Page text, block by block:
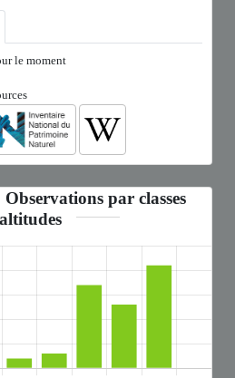
le moment
Observations par classes